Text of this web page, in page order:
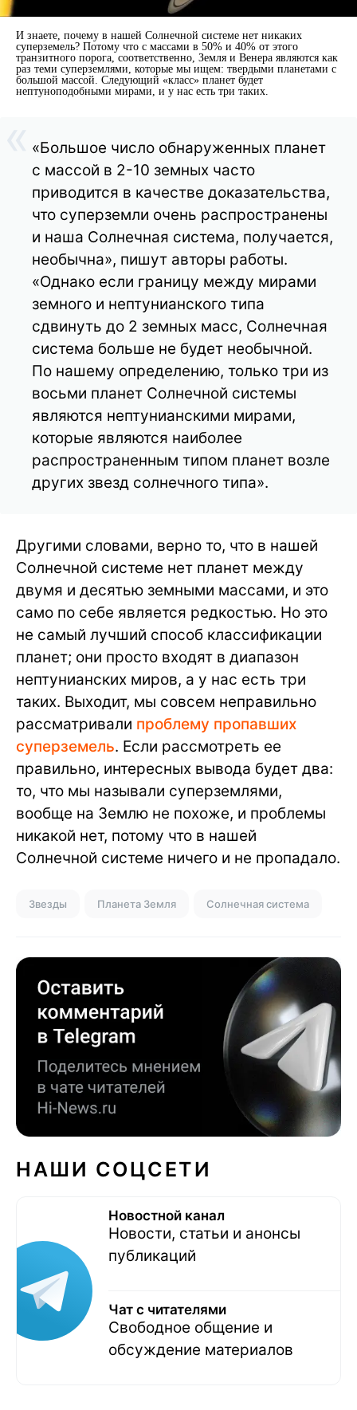
И знаете, почему в нашей Солнечной системе нет никаких
суперземель? Потому что с массами в 50% и 40% от этого
транзитного порога, соответственно, Земля и Венера являются как
раз теми суперземлями, которые мы ищем: твердыми планетами с
большой массой. Следующий «класс» планет будет
нептуноподобными мирами, и у нас есть три таких.
«Большое число обнаруженных планет
с массой в 2-10 земных часто
приводится в качестве доказательства,
что суперземли очень распространены
и наша Солнечная система, получается,
необычна», пишут авторы работы.
«Однако если границу между мирами
земного и нептунианского типа
сдвинуть до 2 земных масс, Солнечная
система больше не будет необычной.
По нашему определению, только три из
восьми планет Солнечной системы
являются нептунианскими мирами,
которые являются наиболее
распространенным типом планет возле
других звезд солнечного типа».
Другими словами, верно то, что в нашей
Солнечной системе нет планет между
двумя и десятью земными массами, и это
само по себе является редкостью. Но это
не самый лучший способ классификации
планет; они просто входят в диапазон
нептунианских миров, а у нас есть три
таких. Выходит, мы совсем неправильно
рассматривали проблему пропавших
суперземель. Если рассмотреть ее
правильно, интересных вывода будет два:
то, что мы называли суперземлями,
вообще на Землю не похоже, и проблемы
никакой нет, потому что в нашей
Солнечной системе ничего и не пропадало.
Звезды Планета Земля Солнечная система
НАШИ СОЦСЕТИ
Новостной канал
Новости, статьи и анонсы
публикаций
Чат с читателями
Свободное общение и
обсуждение материалов